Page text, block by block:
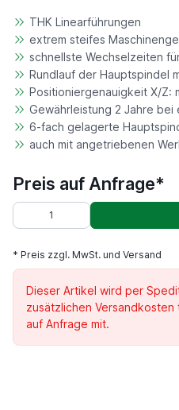
THK Linearführungen
extrem steifes
schnellste Wechselzeiten
Rundlauf der Hauptspindel
Positioniergenauigkeit X/Z:
Gewährleistung 2 Jahre bei
6-fach gelagerte
auch mit angetriebenen
Preis auf Anfrage*
* Preis zzgl. MwSt. und Versand
Dieser Artikel wird per
zusätzlichen
auf Anfrage mit.